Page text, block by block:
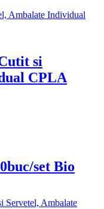
si
CPLA
set Bio